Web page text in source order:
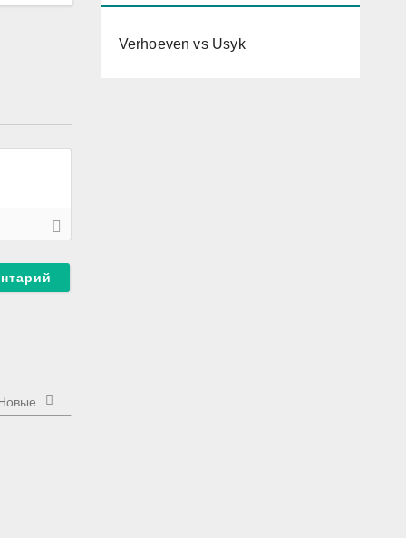
Verhoeven vs Usyk